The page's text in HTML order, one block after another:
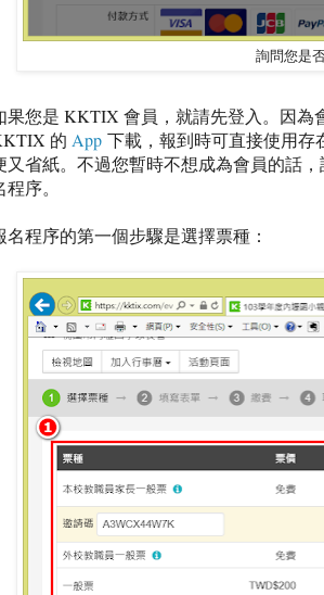
詢問您是
果您是 KKTIX 會員，就請先登入。因為
的 App 下載，報到時可直接使用
又省紙。不過您暫時不想成為會員的話
程序。
名程序的第一個步驟是選擇票種：